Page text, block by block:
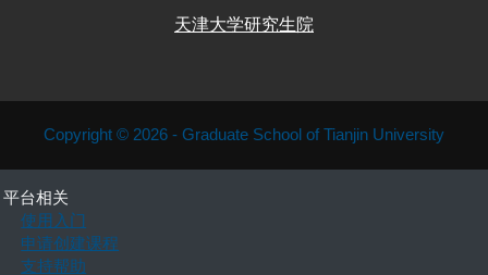
天津大学研究生院
Copyright © 2026 - Graduate School of Tianjin University
平台相关
使用入门
申请创建课程
支持帮助